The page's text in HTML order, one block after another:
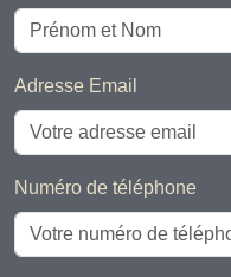
Adresse Email
Numéro de téléphone